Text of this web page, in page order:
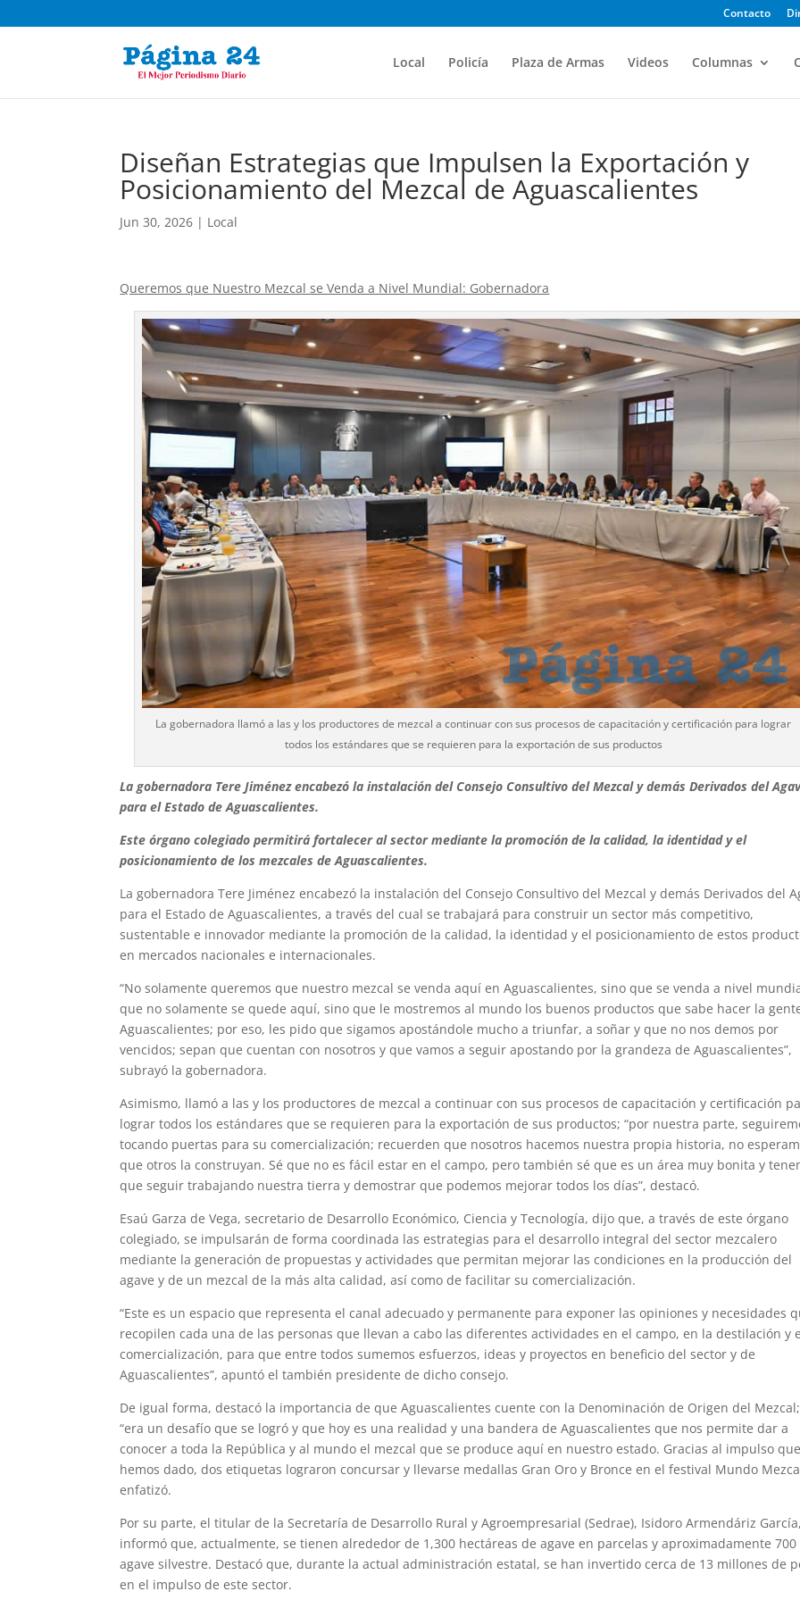
Contacto
Local Policía Plaza de Armas Videos Columnas
Diseñan Estrategias que Impulsen la Exportación y
Posicionamiento del Mezcal de Aguascalientes
Jun 30, 2026 | Local
Queremos que Nuestro Mezcal se Venda a Nivel Mundial: Gobernadora
La gobernadora llamó a las y los productores de mezcal a continuar con sus procesos de capacitación y certificación para lograr
todos los estándares que se requieren para la exportación de sus productos
La gobernadora Tere Jiménez encabezó la instalación del Consejo Consultivo del Mezcal y demás Derivados del
para el Estado de Aguascalientes.
Este órgano colegiado permitirá fortalecer al sector mediante la promoción de la calidad, la identidad y el
posicionamiento de los mezcales de Aguascalientes.
La gobernadora Tere Jiménez encabezó la instalación del Consejo Consultivo del Mezcal y demás Derivados del
para el Estado de Aguascalientes, a través del cual se trabajará para construir un sector más competitivo,
sustentable e innovador mediante la promoción de la calidad, la identidad y el posicionamiento de estos
en mercados nacionales e internacionales.
“No solamente queremos que nuestro mezcal se venda aquí en Aguascalientes, sino que se venda a nivel
que no solamente se quede aquí, sino que le mostremos al mundo los buenos productos que sabe hacer la
Aguascalientes; por eso, les pido que sigamos apostándole mucho a triunfar, a soñar y que no nos demos por
vencidos; sepan que cuentan con nosotros y que vamos a seguir apostando por la grandeza de Aguascalientes”,
subrayó la gobernadora.
Asimismo, llamó a las y los productores de mezcal a continuar con sus procesos de capacitación y certificación
lograr todos los estándares que se requieren para la exportación de sus productos; “por nuestra parte,
tocando puertas para su comercialización; recuerden que nosotros hacemos nuestra propia historia, no
que otros la construyan. Sé que no es fácil estar en el campo, pero también sé que es un área muy bonita y
que seguir trabajando nuestra tierra y demostrar que podemos mejorar todos los días”, destacó.
Esaú Garza de Vega, secretario de Desarrollo Económico, Ciencia y Tecnología, dijo que, a través de este órgano
colegiado, se impulsarán de forma coordinada las estrategias para el desarrollo integral del sector mezcalero
mediante la generación de propuestas y actividades que permitan mejorar las condiciones en la producción del
agave y de un mezcal de la más alta calidad, así como de facilitar su comercialización.
“Este es un espacio que representa el canal adecuado y permanente para exponer las opiniones y necesidades
recopilen cada una de las personas que llevan a cabo las diferentes actividades en el campo, en la destilación y
comercialización, para que entre todos sumemos esfuerzos, ideas y proyectos en beneficio del sector y de
Aguascalientes”, apuntó el también presidente de dicho consejo.
De igual forma, destacó la importancia de que Aguascalientes cuente con la Denominación de Origen del Mezcal;
“era un desafío que se logró y que hoy es una realidad y una bandera de Aguascalientes que nos permite dar a
conocer a toda la República y al mundo el mezcal que se produce aquí en nuestro estado. Gracias al impulso
hemos dado, dos etiquetas lograron concursar y llevarse medallas Gran Oro y Bronce en el festival Mundo
enfatizó.
Por su parte, el titular de la Secretaría de Desarrollo Rural y Agroempresarial (Sedrae), Isidoro Armendáriz
informó que, actualmente, se tienen alrededor de 1,300 hectáreas de agave en parcelas y aproximadamente 700
agave silvestre. Destacó que, durante la actual administración estatal, se han invertido cerca de 13 millones de
en el impulso de este sector.